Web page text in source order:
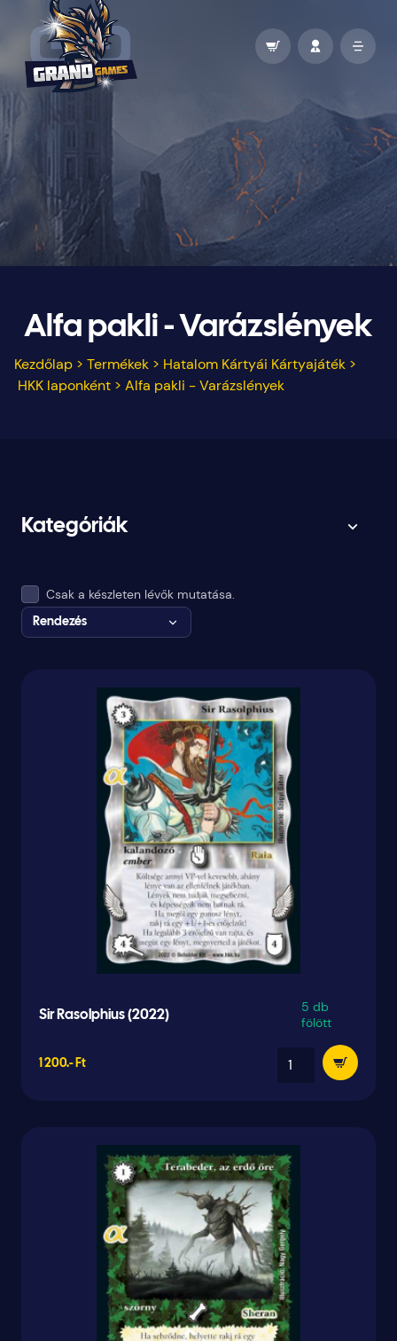
Alfa pakli - Varázslények
Kezdőlap > Termékek > Hatalom Kártyái Kártyajáték >
HKK laponként > Alfa pakli - Varázslények
Kategóriák
Csak a készleten lévők mutatása.
Rendezés
Sir Rasolphius (2022)
5 db
fölött
1 200.- Ft